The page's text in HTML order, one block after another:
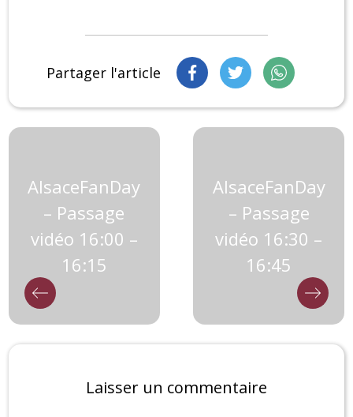
Partager l'article
AlsaceFanDay
– Passage
vidéo 16:00 –
16:15
AlsaceFanDay
– Passage
vidéo 16:30 –
16:45
Laisser un commentaire